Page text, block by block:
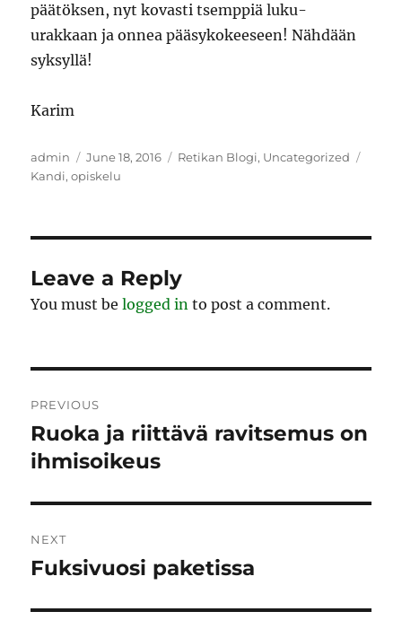
päätöksen, nyt kovasti tsemppiä luku-
urakkaan ja onnea pääsykokeeseen! Nähdään
syksyllä!
Karim
Author
admin
Posted
on
June 18, 2016 Categories
Retikan Blogi, Uncategorized
Kandi,opiskelu
Leave a Reply
You must belogged in to post a comment.
navigation
PREVIOUS
Previous
post:
Ruoka ja riittävä ravitsemus on
ihmisoikeus
NEXT
Next
Fuksivuosi paketissa